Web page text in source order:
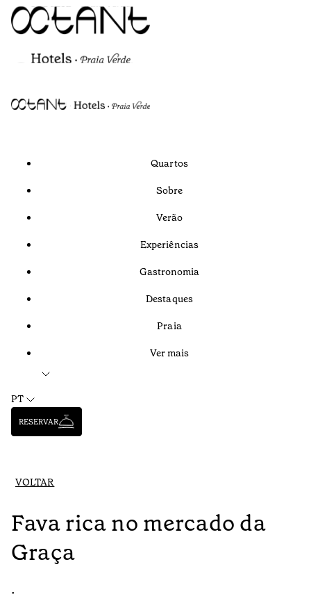
Quartos
Sobre
Verão
Experiências
Gastronomia
Destaques
Praia
Ver mais
PT
RESERVAR
VOLTAR
Fava rica no mercado da
Graça
•